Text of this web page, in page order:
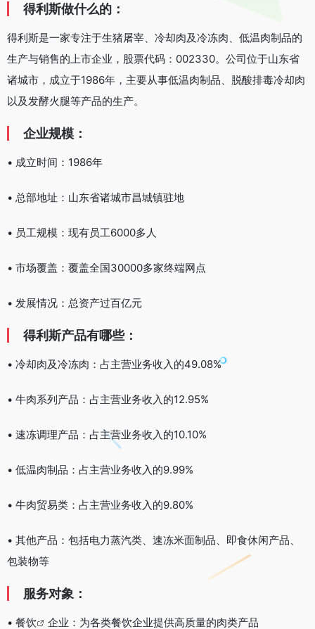
得利斯做什么的：
得利斯是一家专注于生猪屠宰、冷却肉及冷冻肉、低温肉制品的
生产与销售的上市企业，股票代码：002330。公司位于山东省
诸城市，成立于1986年，主要从事低温肉制品、脱酸排毒冷却肉
以及发酵火腿等产品的生产。
企业规模：
• 成立时间：1986年
• 总部地址：山东省诸城市昌城镇驻地
• 员工规模：现有员工6000多人
• 市场覆盖：覆盖全国30000多家终端网点
• 发展情况：总资产过百亿元
得利斯产品有哪些：
• 冷却肉及冷冻肉：占主营业务收入的49.08%
• 牛肉系列产品：占主营业务收入的12.95%
• 速冻调理产品：占主营业务收入的10.10%
• 低温肉制品：占主营业务收入的9.99%
• 牛肉贸易类：占主营业务收入的9.80%
• 其他产品：包括电力蒸汽类、速冻米面制品、即食休闲产品、
包装物等
服务对象：
• 餐饮 企业：为各类餐饮企业提供高质量的肉类产品